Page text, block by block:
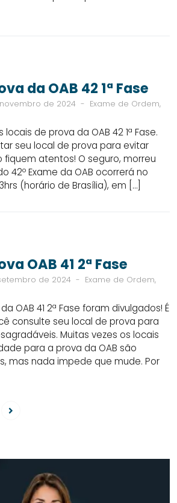
da OAB 42 1ª Fase
de 2024 - Exame de Ordem,
locais de prova da OAB 42 1ª Fase.
seu local de prova para evitar
fiquem atentos! O seguro, morreu
42º Exame da OAB ocorrerá no
(horário de Brasília), em […]
OAB 41 2ª Fase
de 2024 - Exame de Ordem,
OAB 41 2ª Fase foram divulgados! É
consulte seu local de prova para
Muitas vezes os locais
para a prova da OAB são
mas nada impede que mude. Por
Avançar
da
publicações